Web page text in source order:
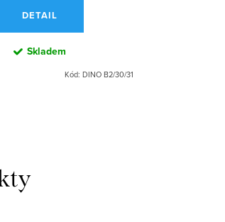
DETAIL
Skladem
Kód: DINO B2/30/31